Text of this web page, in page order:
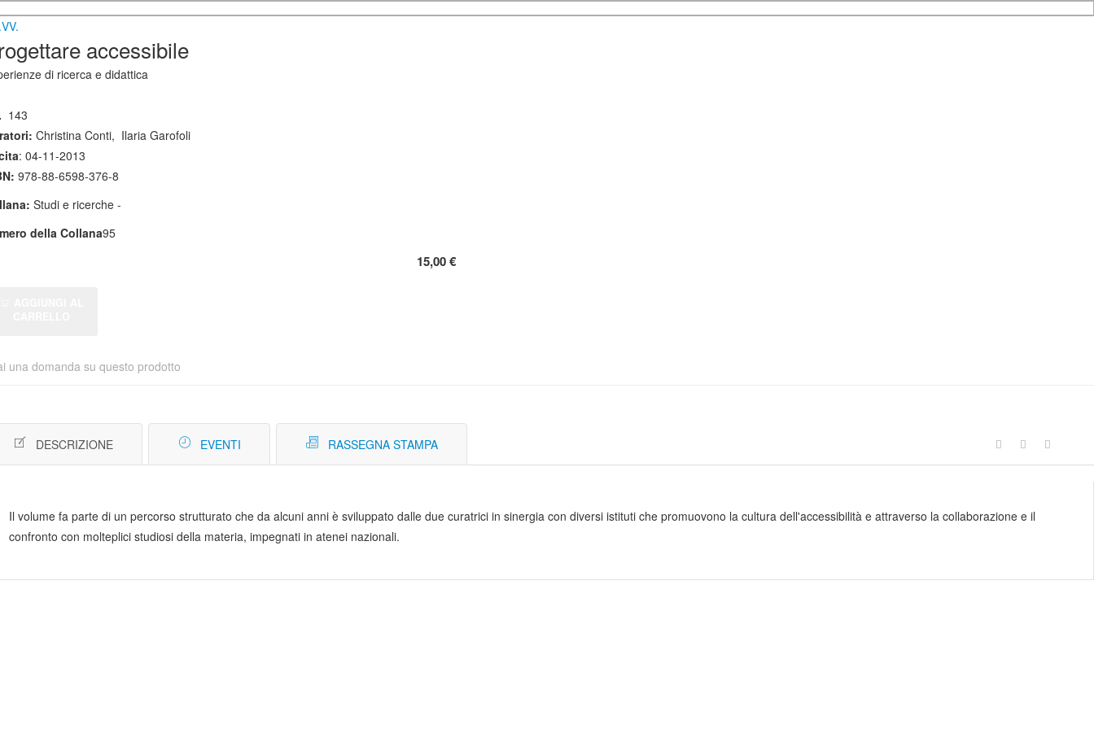
accessibile
di ricerca e didattica
143
Christina Conti, Ilaria Garofoli
: 04-11-2013
978-88-6598-376-8
Studi e ricerche -
della Collana95
15,00 €
una domanda su questo prodotto
DESCRIZIONE EVENTI RASSEGNA STAMPA
Il volume fa parte di un percorso strutturato che da alcuni anni è sviluppato dalle due curatrici in sinergia con diversi istituti che promuovono la cultura dell'accessibilità e attraverso la collaborazione e il
confronto con molteplici studiosi della materia, impegnati in atenei nazionali.